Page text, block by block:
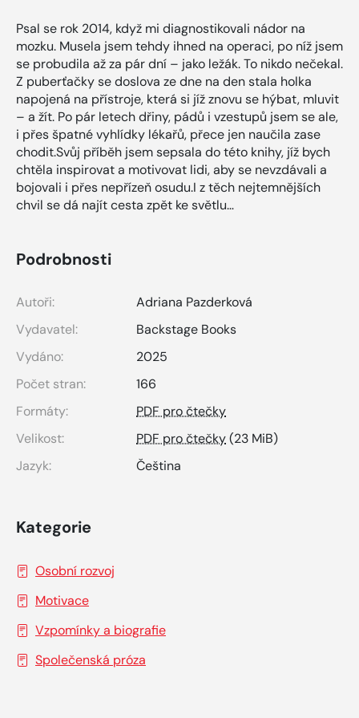
Psal se rok 2014, když mi diagnostikovali nádor na
mozku. Musela jsem tehdy ihned na operaci, po níž jsem
se probudila až za pár dní – jako ležák. To nikdo nečekal.
Z puberťačky se doslova ze dne na den stala holka
napojená na přístroje, která si jíž znovu se hýbat, mluvit
– a žít. Po pár letech dřiny, pádů i vzestupů jsem se ale,
i přes špatné vyhlídky lékařů, přece jen naučila zase
chodit.Svůj příběh jsem sepsala do této knihy, jíž bych
chtěla inspirovat a motivovat lidi, aby se nevzdávali a
bojovali i přes nepřízeň osudu.I z těch nejtemnějších
chvil se dá najít cesta zpět ke světlu…
Podrobnosti
Autoři:
Adriana Pazderková
Vydavatel:
Backstage Books
Vydáno:
2025
Počet stran:
166
Formáty:
PDF pro čtečky
Velikost:
PDF pro čtečky(23 MiB)
Jazyk:
Čeština
Kategorie
Osobní rozvoj
Motivace
Vzpomínky a biografie
Společenská próza